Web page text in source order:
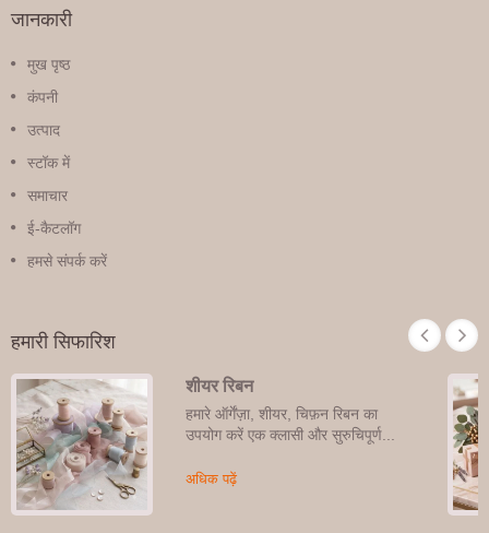
जानकारी
मुख पृष्ठ
कंपनी
उत्पाद
स्टॉक में
समाचार
ई-कैटलॉग
हमसे संपर्क करें
हमारी सिफारिश
शीयर रिबन
हमारे ऑर्गेंज़ा, शीयर, चिफ़न रिबन का
उपयोग करें एक क्लासी और सुरुचिपूर्ण...
अधिक पढ़ें